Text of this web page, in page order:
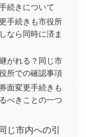
続きについて
手続きも市役所
なら同時に済ま
がれる？同じ市
所での確認事項
面変更手続きも
べきことの一つ
じ市内への引